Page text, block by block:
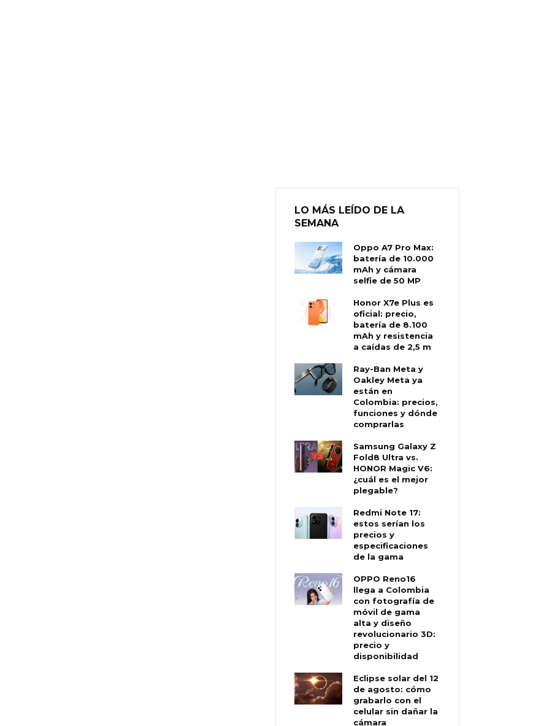
LO MÁS LEÍDO DE LA
SEMANA
Oppo A7 Pro Max:
batería de 10.000
mAh y cámara
selfie de 50 MP
Honor X7e Plus es
oficial: precio,
batería de 8.100
mAh y resistencia
a caídas de 2,5 m
Ray-Ban Meta y
Oakley Meta ya
están en
Colombia: precios,
funciones y dónde
comprarlas
Samsung Galaxy Z
Fold8 Ultra vs.
HONOR Magic V6:
¿cuál es el mejor
plegable?
Redmi Note 17:
estos serían los
precios y
especificaciones
de la gama
OPPO Reno16
llega a Colombia
con fotografía de
móvil de gama
alta y diseño
revolucionario 3D:
precio y
disponibilidad
Eclipse solar del 12
de agosto: cómo
grabarlo con el
celular sin dañar la
cámara